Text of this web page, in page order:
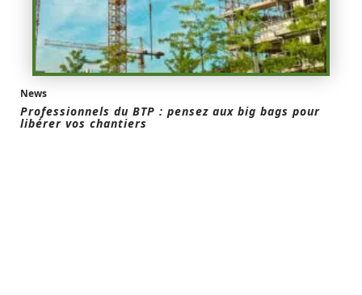
News
Professionnels du BTP : pensez aux big bags pour
libérer vos chantiers